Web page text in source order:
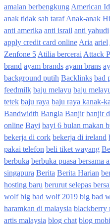
amalan berbengkung American
anak tidak sah taraf Anak-anak
anti amerika anti israil anti yahudi
apply credit card online Aria ariel
Zenfone 5 Atilia bercerai Attack
brand ayam brands ayam brans
background putih Backlinks bad
feedmilk baju melayu baju
tetek baju raya baju raya kanak-
Bandwidth Bangla Banjir banjir
online Bayi bayi 6 bulan makan
bekerja di cork bekerja di ireland
pakai telefon beli tiket wayang
berbuka berbuka puasa bersama
singapura Berita Berita Harian
hosting baru berurut selepas
wolf big bad wolf 2019 big bad
haramkan di malaysia blackberry
artis malaysia blog chat blog